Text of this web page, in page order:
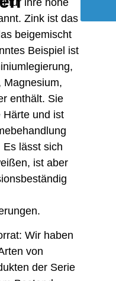
für ihre hohe
Zink ist das
beigemischt
Beispiel ist
Magnesium,
enthält. Sie
Härte und ist
lässt sich
ist aber
Wir haben
von
der Serie